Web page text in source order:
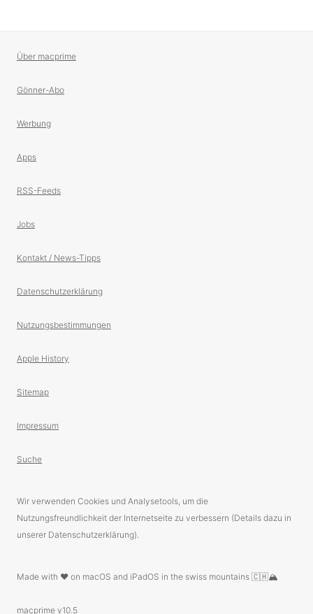
Über macprime
Gönner-Abo
Werbung
Apps
RSS-Feeds
Jobs
Kontakt / News-Tipps
Datenschutzerklärung
Nutzungsbestimmungen
Apple History
Sitemap
Impressum
Suche
Wir verwenden Cookies und Analysetools, um die
Nutzungsfreundlichkeit der Internetseite zu verbessern (Details dazu in
unserer Datenschutzerklärung).
Made with ❤️ on macOS and iPadOS in the swiss mountains 🇨🇭🏔
macprime v10.5